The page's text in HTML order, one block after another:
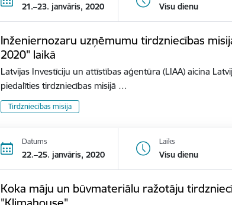
21.–23. janvāris, 2020 Visu dienu
Inženiernozaru uzņēmumu tirdzniecības
2020" laikā
Latvijas Investīciju un attīstības aģentūra (LIAA) aicina
piedalīties tirdzniecības misijā …
Tirdzniecības misija
Datums
22.–25. janvāris, 2020
Laiks
Visu dienu
Koka māju un būvmateriālu ražotāju